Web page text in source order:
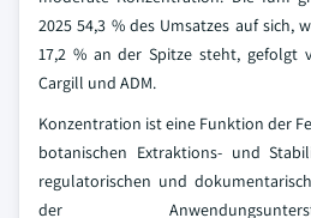
2025 54,3 % des Umsatzes auf sich,
17,2 % an der Spitze steht, gefolgt
Cargill und ADM.
Konzentration ist eine Funktion der
botanischen Extraktions- und
regulatorischen und
der